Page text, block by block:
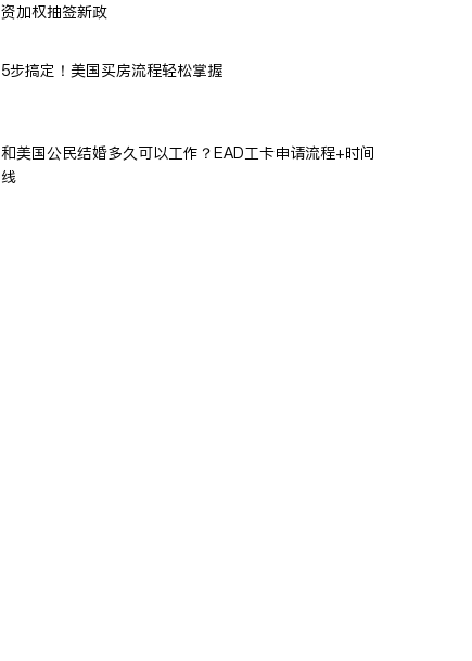
资加权抽签新政
5步搞定！美国买房流程轻松掌握
和美国公民结婚多久可以工作？EAD工卡申请流程+时间
线